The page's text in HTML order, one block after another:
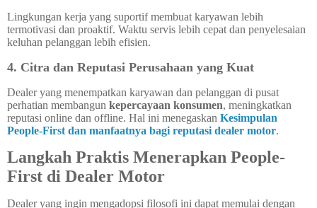
Lingkungan kerja yang suportif membuat karyawan lebih
termotivasi dan proaktif. Waktu servis lebih cepat dan penyelesaian
keluhan pelanggan lebih efisien.
4. Citra dan Reputasi Perusahaan yang Kuat
Dealer yang menempatkan karyawan dan pelanggan di pusat
perhatian membangun kepercayaan konsumen, meningkatkan
reputasi online dan offline. Hal ini menegaskan Kesimpulan
People-First dan manfaatnya bagi reputasi dealer motor.
Langkah Praktis Menerapkan People-
First di Dealer Motor
Dealer yang ingin mengadopsi filosofi ini dapat memulai dengan